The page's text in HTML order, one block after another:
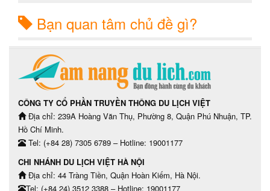
Bạn quan tâm chủ đề gì?
CÔNG TY CỔ PHẦN TRUYỀN THÔNG DU LỊCH VIỆT
Địa chỉ: 239A Hoàng Văn Thụ, Phường 8, Quận Phú Nhuận, TP.
Hồ Chí Minh.
Tel: (+84 28) 7305 6789 – Hotline: 19001177
CHI NHÁNH DU LỊCH VIỆT HÀ NỘI
Địa chỉ: 44 Tràng Tiền, Quận Hoàn Kiếm, Hà Nội.
Tel: (+84 24) 3512 3388 – Hotline: 19001177